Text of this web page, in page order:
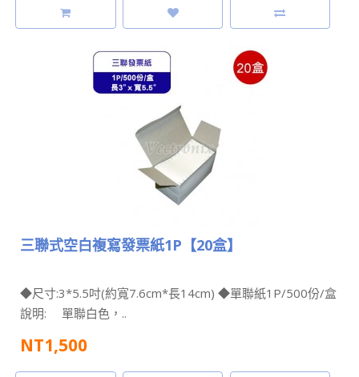
三聯式空白複寫發票紙1P【20盒】
◆尺寸:3*5.5吋(約寬7.6cm*長14cm) ◆單聯紙1P/500份/盒
說明: 單聯白色，..
NT1,500